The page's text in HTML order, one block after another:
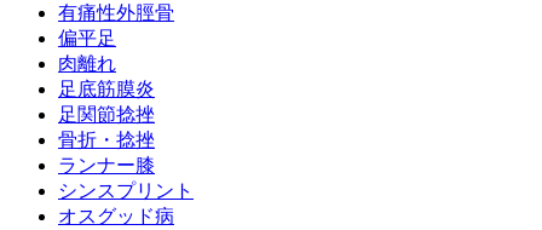
有痛性外脛骨
偏平足
肉離れ
足底筋膜炎
足関節捻挫
骨折・捻挫
ランナー膝
シンスプリント
オスグッド病